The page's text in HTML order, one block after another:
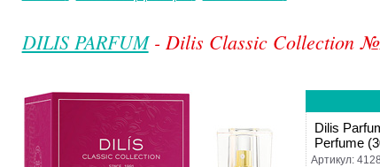
DILIS PARFUM- Dilis Classic Collection
Dilis
Perfume
Артикул: